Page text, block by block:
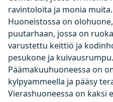
ravintoloita ja monia muita.
Huoneistossa on
puutarhaan, jossa on
varustettu keittiö ja
pesukone ja kuivausrumpu.
Päämakuuhuoneessa on
kylpyammeella ja pääsy
Vierashuoneessa on kaksi